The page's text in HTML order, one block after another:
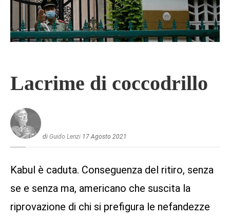
Lacrime di coccodrillo
di Guido Lenzi 17 Agosto 2021
Kabul è caduta. Conseguenza del ritiro, senza
se e senza ma, americano che suscita la
riprovazione di chi si prefigura le nefandezze